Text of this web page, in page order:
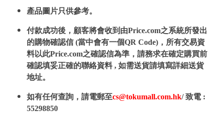
產品圖片只供參考。
付款成功後，顧客將會收到由Price.com之系統所發出
的購物確認信 (當中會有一個QR Code)，所有交易資
料以此Price.com之確認信為準，請務求在確定購買前
確認填妥正確的聯絡資料 , 如需送貨請填寫詳細送貨
地址。
如有任何查詢，請電郵至cs@tokumall.com.hk/ 致電 :
55298850